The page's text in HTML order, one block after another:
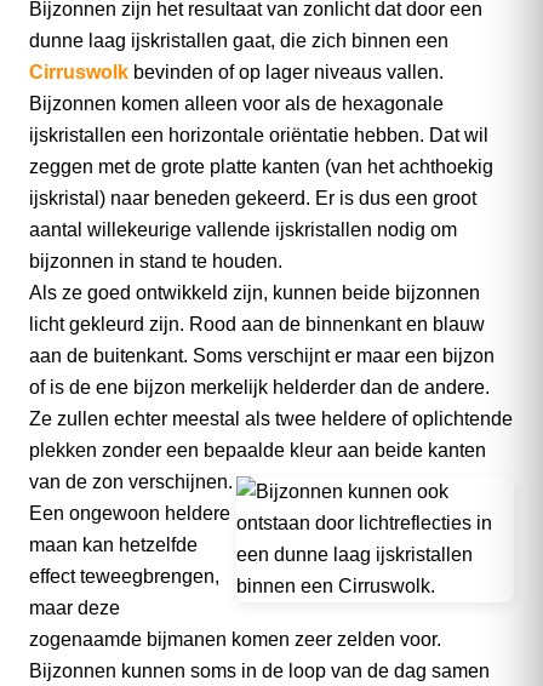
Bijzonnen zijn het resultaat van zonlicht dat door een
dunne laag ijskristallen gaat, die zich binnen een
Cirruswolk bevinden of op lager niveaus vallen.
Bijzonnen komen alleen voor als de hexagonale
ijskristallen een horizontale oriëntatie hebben. Dat wil
zeggen met de grote platte kanten (van het achthoekig
ijskristal) naar beneden gekeerd. Er is dus een groot
aantal willekeurige vallende ijskristallen nodig om
bijzonnen in stand te houden.
Als ze goed ontwikkeld zijn, kunnen beide bijzonnen
licht gekleurd zijn. Rood aan de binnenkant en blauw
aan de buitenkant. Soms verschijnt er maar een bijzon
of is de ene bijzon merkelijk helderder dan de andere.
Ze zullen echter meestal als twee heldere of oplichtende
plekken zonder een bepaalde kleur aan beide kanten
van de zon verschijnen.
Een ongewoon heldere
maan kan hetzelfde
effect teweegbrengen,
maar deze
zogenaamde bijmanen komen zeer zelden voor.
Bijzonnen kunnen soms in de loop van de dag samen